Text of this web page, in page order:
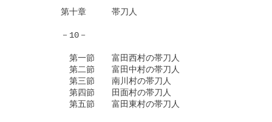
第十章　　　帯刀人
－10－
第一節　　富田西村の帯刀人
第二節　　富田中村の帯刀人
第三節　　南川村の帯刀人
第四節　　田面村の帯刀人
第五節　　富田東村の帯刀人